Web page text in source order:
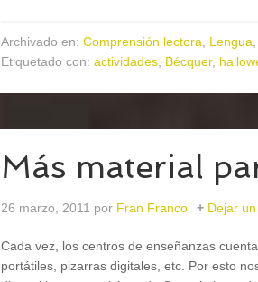
Archivado en: Comprensión lectora Lengua
Etiquetado con: actividades Bécquer,
Más material
26 marzo, 2011 por Fran Franco Dejar
Cada vez, los centros de enseñanzas
portátiles, pizarras digitales, etc. Por esto